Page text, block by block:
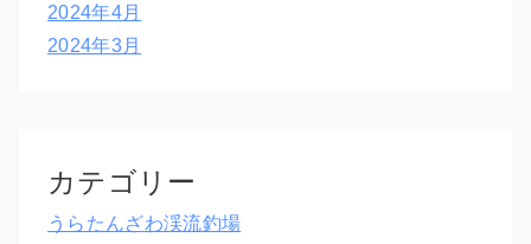
2024年4月
2024年3月
カテゴリー
うらたんざわ渓流釣場